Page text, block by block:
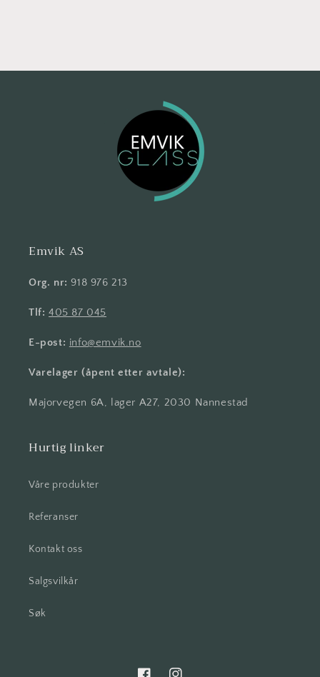
Emvik AS
Org. nr: 918 976 213
Tlf: 405 87 045
E-post: info@emvik.no
Varelager (åpent etter avtale):
Majorvegen 6A, lager A27, 2030 Nannestad
Hurtig linker
Våre produkter
Referanser
Kontakt oss
Salgsvilkår
Søk